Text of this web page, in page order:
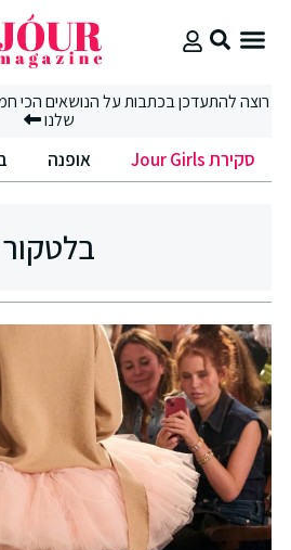
רוצה להתעדכן בכתבות על הנושאים הכי
שלנו
סקירת Jour Girls אופנה
בלטקור